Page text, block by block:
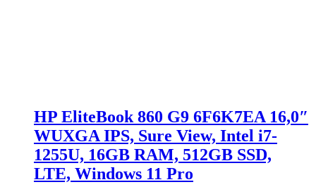
HP EliteBook 860 G9 6F6K7EA 16,0″
WUXGA IPS, Sure View, Intel i7-
1255U, 16GB RAM, 512GB SSD,
LTE, Windows 11 Pro